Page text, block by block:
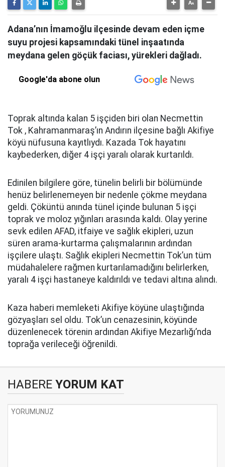
Adana’nın İmamoğlu ilçesinde devam eden içme
suyu projesi kapsamındaki tünel inşaatında
meydana gelen göçük faciası, yürekleri dağladı.
Google'da abone olun
Toprak altında kalan 5 işçiden biri olan Necmettin
Tok , Kahramanmaraş’ın Andırın ilçesine bağlı Akifiye
köyü nüfusuna kayıtlıydı. Kazada Tok hayatını
kaybederken, diğer 4 işçi yaralı olarak kurtarıldı.
Edinilen bilgilere göre, tünelin belirli bir bölümünde
henüz belirlenemeyen bir nedenle çökme meydana
geldi. Çöküntü anında tünel içinde bulunan 5 işçi
toprak ve moloz yığınları arasında kaldı. Olay yerine
sevk edilen AFAD, itfaiye ve sağlık ekipleri, uzun
süren arama-kurtarma çalışmalarının ardından
işçilere ulaştı. Sağlık ekipleri Necmettin Tok’un tüm
müdahalelere rağmen kurtarılamadığını belirlerken,
yaralı 4 işçi hastaneye kaldırıldı ve tedavi altına alındı.
Kaza haberi memleketi Akifiye köyüne ulaştığında
gözyaşları sel oldu. Tok’un cenazesinin, köyünde
düzenlenecek törenin ardından Akifiye Mezarlığı’nda
toprağa verileceği öğrenildi.
HABERE YORUM KAT